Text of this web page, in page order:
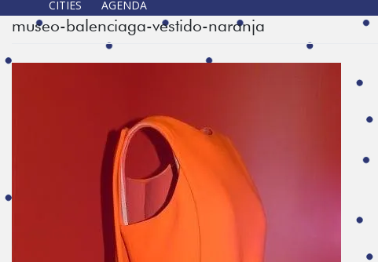
CITIES AGENDA
museo-balenciaga-vestido-naranja